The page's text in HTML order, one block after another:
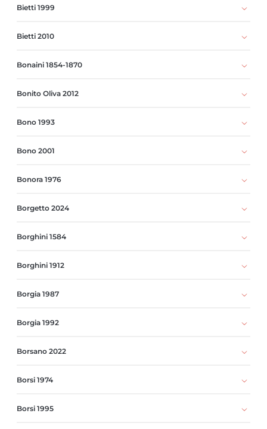
Bietti 1999
Bietti 2010
Bonaini 1854-1870
Bonito Oliva 2012
Bono 1993
Bono 2001
Bonora 1976
Borgetto 2024
Borghini 1584
Borghini 1912
Borgia 1987
Borgia 1992
Borsano 2022
Borsi 1974
Borsi 1995